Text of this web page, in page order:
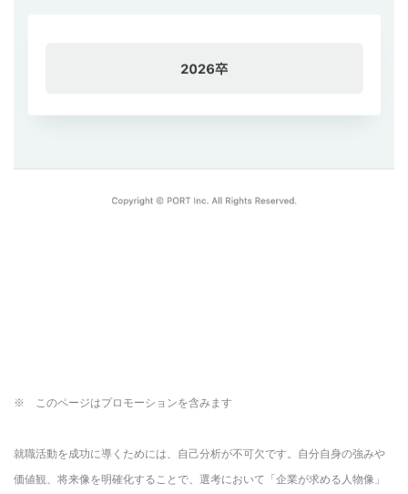
※ このページはプロモーションを含みます
就職活動を成功に導くためには、自己分析が不可欠です。自分自身の強みや
価値観、将来像を明確化することで、選考において「企業が求める人物像」